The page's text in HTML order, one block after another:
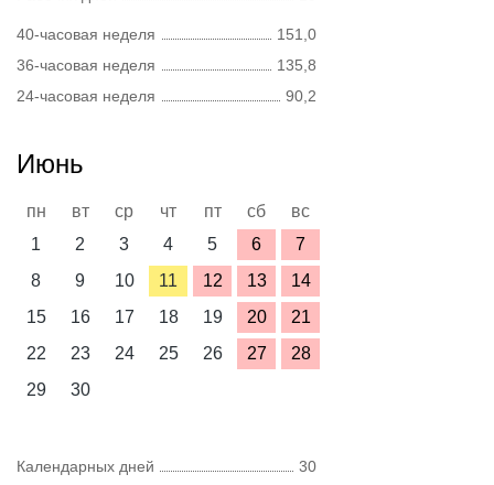
40-часовая неделя
151,0
36-часовая неделя
135,8
24-часовая неделя
90,2
Июнь
пн вт ср чт пт сб
вс
1
2 3 4 5 6
7
8
9 10 11 12 13
14
15
16 17 18 19 20
21
22
23 24 25 26 27
28
29
30
Календарных дней
30